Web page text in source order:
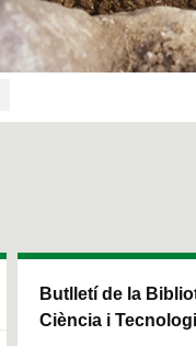
Butlletí de la
Ciència i